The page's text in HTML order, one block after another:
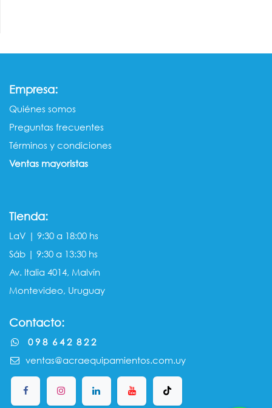
Empresa:
Quiénes somos​​
Preguntas frecuentes
Términos y condiciones
Ventas mayorista​s
Tienda:
LaV | 9:30 a 18:00 hs
Sáb | 9:30 a 13:30 hs
Av. Italia 4014, Malvín
Montevideo, Uruguay
Contacto:
0 9 8 6 4 2 8 2 2
ventas@acraequipamientos.com.uy